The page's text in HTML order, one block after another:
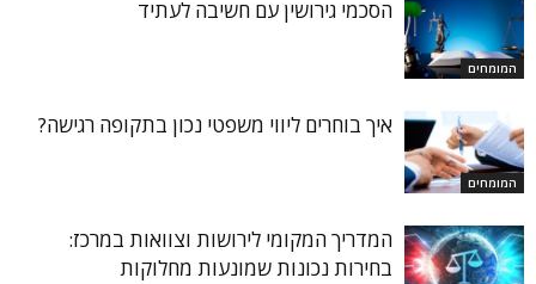
המומחים
הסכמי גירושין עם חשיבה לעתיד
המומחים
איך בוחרים ליווי משפטי נכון בתקופה רגישה?
המדריך המקומי לירושות וצוואות במרכז:
בחירות נכונות שמונעות מחלוקות